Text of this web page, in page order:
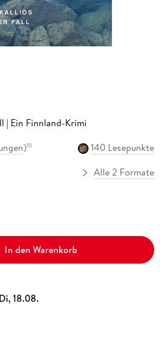
| Ein Finnland-Krimi
)15
140 Lesepunkte
Alle 2 Formate
In den Warenkorb
18.08.